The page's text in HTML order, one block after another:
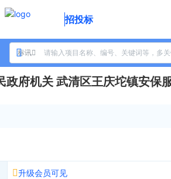
招投标
标讯
政府机关 武清区王庆坨镇安
升级会员可见